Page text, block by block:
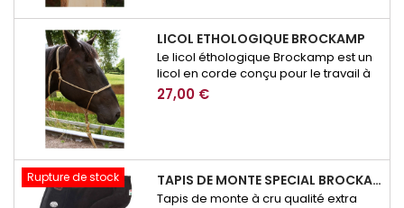
LICOL ETHOLOGIQUE BROCKAMP
Le licol éthologique Brockamp est un
licol en corde conçu pour le travail à
pied, l’éducation et la communication
avec le cheval. Précis, résistant et
27,00 €
Rupture de stock TAPIS DE MONTE SPECIAL BROCKAMP
Tapis de monte à cru qualité extra